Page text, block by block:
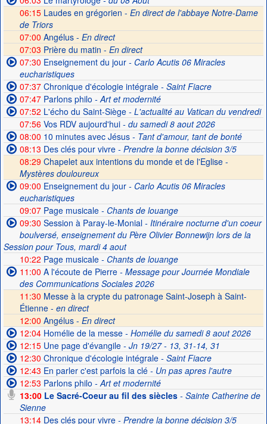
06:15Laudes en grégorien - En direct de l'abbaye Notre-Dame
de Triors
07:00 Angélus - En direct
07:03 Prière du matin - En direct
07:30 Enseignement du jour- Carlo Acutis 06 Miracles
eucharistiques
07:37Chronique d'écologie intégrale- Saint Fiacre
07:47Parlons philo - Art et modernité
07:52 L'écho du Saint-Siège- L'actualité au Vatican du vendredi
07:56Vos RDV aujourd'hui- du samedi 8 aout 2026
08:00 10 minutes avec Jésus- Tant d'amour, tant de bonté
08:13 Des clés pour vivre- Prendre la bonne décision 3/5
08:29 Chapelet aux intentions du monde et de l'Eglise -
Mystères douloureux
09:00 Enseignement du jour- Carlo Acutis 06 Miracles
eucharistiques
09:07Page musicale- Chants de louange
09:30 Session à Paray-le-Monial- Itinéraire nocturne d'un coeur
boulversé, enseignement du Père Olivier Bonnewijn lors de la
Session pour Tous, mardi 4 aout
10:22 Page musicale- Chants de louange
11:00 A l'écoute de Pierre- Message pour Journée Mondiale
des Communications Sociales 2026
11:30 Messe à la crypte du patronage Saint-Joseph à Saint-
Étienne - en direct
12:00 Angélus - En direct
12:04Homélie de la messe- Homélie du samedi 8 aout 2026
12:15Une page d'évangile- Jn 19/27 - 13, 31-14, 31
12:30 Chronique d'écologie intégrale- Saint Fiacre
12:43 En parler c'est parfois la clé- Un pas apres l'autre
12:53 Parlons philo - Art et modernité
13:00Le Sacré-Coeur au fil des siècles- Sainte Catherine de
Sienne
13:14Des clés pour vivre- Prendre la bonne décision 3/5